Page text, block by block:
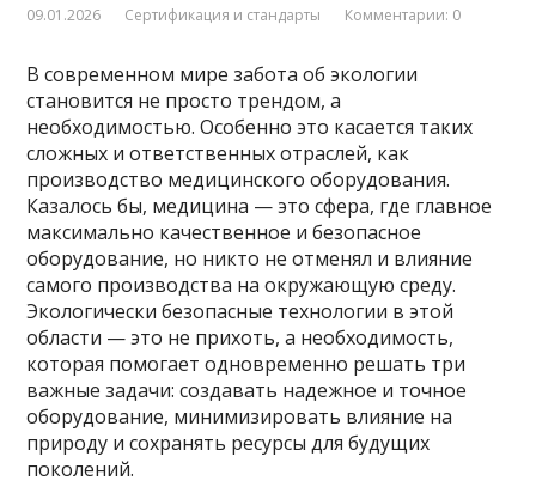
09.01.2026 Сертификация и стандарты Комментарии: 0
В современном мире забота об экологии
становится не просто трендом, а
необходимостью. Особенно это касается таких
сложных и ответственных отраслей, как
производство медицинского оборудования.
Казалось бы, медицина — это сфера, где главное
максимально качественное и безопасное
оборудование, но никто не отменял и влияние
самого производства на окружающую среду.
Экологически безопасные технологии в этой
области — это не прихоть, а необходимость,
которая помогает одновременно решать три
важные задачи: создавать надежное и точное
оборудование, минимизировать влияние на
природу и сохранять ресурсы для будущих
поколений.